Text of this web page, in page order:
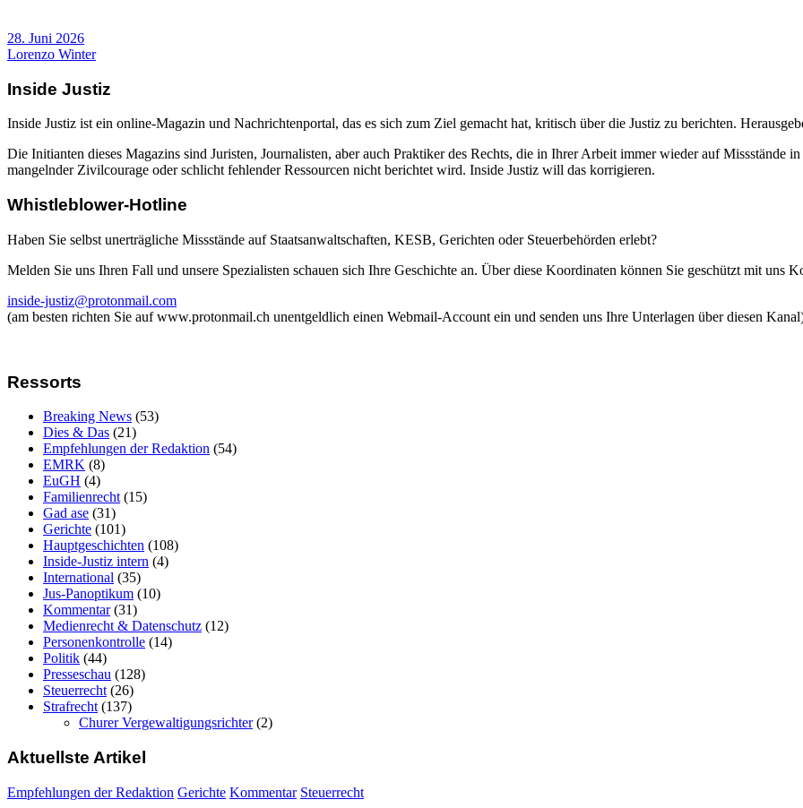
28. Juni 2026
Lorenzo Winter
Inside Justiz
Inside Justiz ist ein online-Magazin und Nachrichtenportal, das es sich zum Ziel gemacht hat, kritisch über die Justiz zu berichten.
Die Initianten dieses Magazins sind Juristen, Journalisten, aber auch Praktiker des Rechts, die in Ihrer Arbeit immer wieder auf Missstände
mangelnder Zivilcourage oder schlicht fehlender Ressourcen nicht berichtet wird. Inside Justiz will das korrigieren.
Whistleblower-Hotline
Haben Sie selbst unerträgliche Missstände auf Staatsanwaltschaften, KESB, Gerichten oder Steuerbehörden erlebt?
Melden Sie uns Ihren Fall und unsere Spezialisten schauen sich Ihre Geschichte an. Über diese Koordinaten können Sie geschützt mit uns
inside-justiz@protonmail.com
(am besten richten Sie auf www.protonmail.ch unentgeldlich einen Webmail-Account ein und senden uns Ihre Unterlagen über diesen
Ressorts
Breaking News (53)
Dies & Das (21)
Empfehlungen der Redaktion (54)
EMRK (8)
EuGH (4)
Familienrecht (15)
Gad ase (31)
Gerichte (101)
Hauptgeschichten (108)
Inside-Justiz intern (4)
International (35)
Jus-Panoptikum (10)
Kommentar(31)
Medienrecht & Datenschutz (12)
Personenkontrolle (14)
Politik (44)
Presseschau (128)
Steuerrecht (26)
Strafrecht (137)
Churer Vergewaltigungsrichter(2)
Aktuellste Artikel
Empfehlungen der Redaktion Gerichte Kommentar Steuerrecht